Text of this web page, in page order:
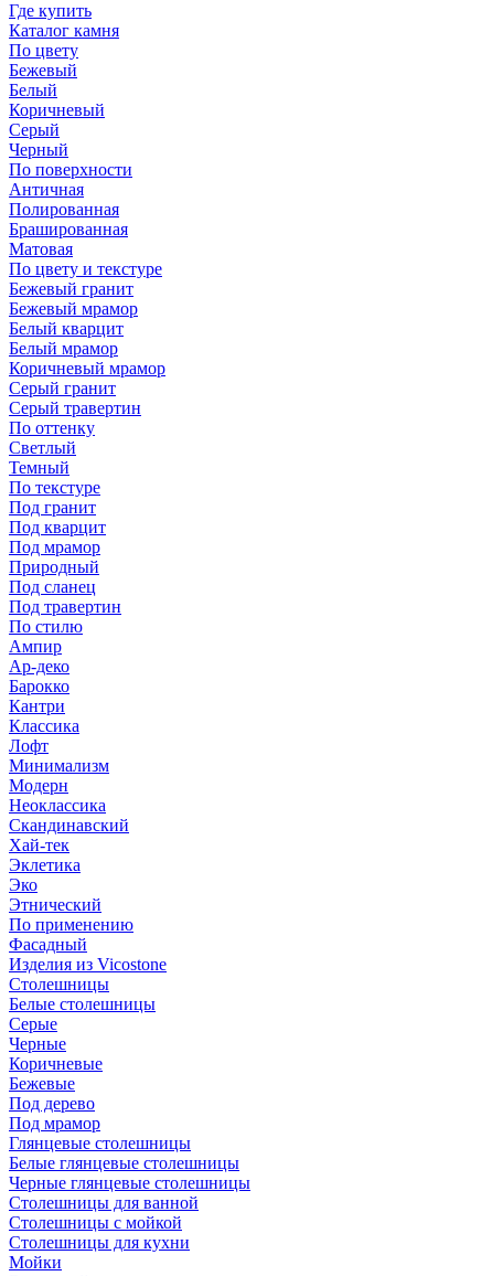
Где купить
Каталог камня
По цвету
Бежевый
Белый
Коричневый
Серый
Черный
По поверхности
Античная
Полированная
Брашированная
Матовая
По цвету и текстуре
Бежевый гранит
Бежевый мрамор
Белый кварцит
Белый мрамор
Коричневый мрамор
Серый гранит
Серый травертин
По оттенку
Светлый
Темный
По текстуре
Под гранит
Под кварцит
Под мрамор
Природный
Под сланец
Под травертин
По стилю
Ампир
Ар-деко
Барокко
Кантри
Классика
Лофт
Минимализм
Модерн
Неоклассика
Скандинавский
Хай-тек
Эклетика
Эко
Этнический
По применению
Фасадный
Изделия из Vicostone
Столешницы
Белые столешницы
Серые
Черные
Коричневые
Бежевые
Под дерево
Под мрамор
Глянцевые столешницы
Белые глянцевые столешницы
Черные глянцевые столешницы
Столешницы для ванной
Столешницы с мойкой
Столешницы для кухни
Мойки